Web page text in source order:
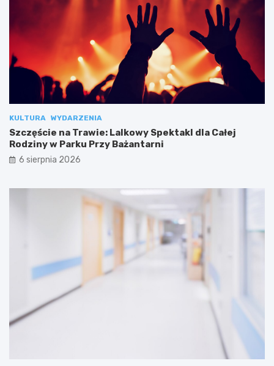
KULTURA WYDARZENIA
Szczęście na Trawie: Lalkowy Spektakl dla Całej
Rodziny w Parku Przy Bażantarni
6 sierpnia 2026